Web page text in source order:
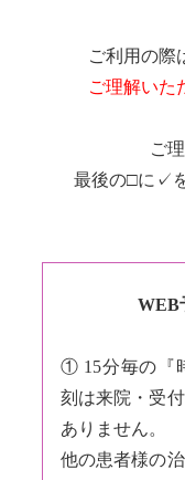
ご利用の際
ご理解いた
ご
最後の□に✓
WEB
① 15分毎の『
刻は来院・受
ありません。
他の患者様の